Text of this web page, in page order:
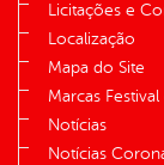
Licitações e
Localização
Mapa do Site
Marcas
Notícias
Notícias